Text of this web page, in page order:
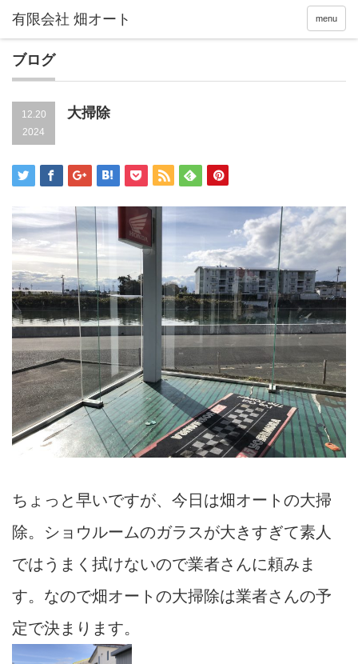
menu
ブログ
12.20
2024
大掃除
ちょっと早いですが、今日は畑オートの大掃
除。ショウルームのガラスが大きすぎて素人
ではうまく拭けないので業者さんに頼みま
す。なので畑オートの大掃除は業者さんの予
定で決まります。